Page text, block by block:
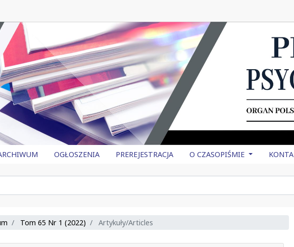
OGŁOSZENIA PREREJESTRACJA O CZASOPIŚMIE
Tom 65 Nr 1 (2022) Artykuły/Articles